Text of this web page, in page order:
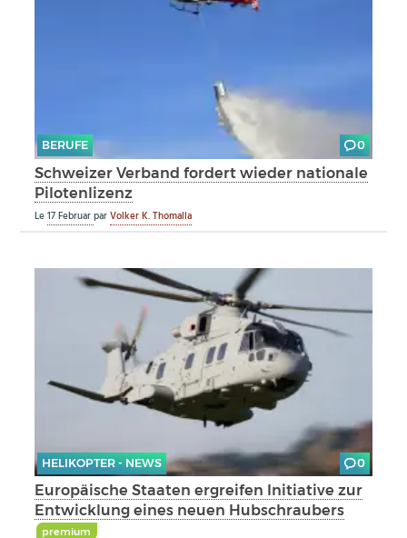
BERUFE 0
Schweizer Verband fordert wieder nationale
Pilotenlizenz
Le17 FebruarparVolker K. Thomalla
HELIKOPTER - NEWS 0
Europäische Staaten ergreifen Initiative zur
Entwicklung eines neuen Hubschraubers
premium